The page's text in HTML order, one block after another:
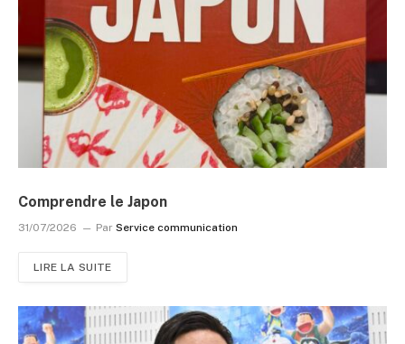
Comprendre le Japon
31/07/2026 Par Service communication
LIRE LA SUITE